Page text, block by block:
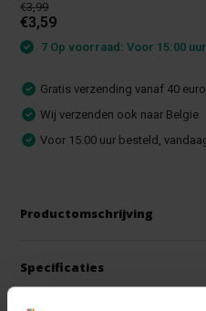
€3,99
€3,59
7 Op voorraad: Voor 15:00
Gratis verzending vanaf 40
Wij verzenden ook naar Belgie
Voor 15.00 uur besteld,
Productomschrijving
Specificaties